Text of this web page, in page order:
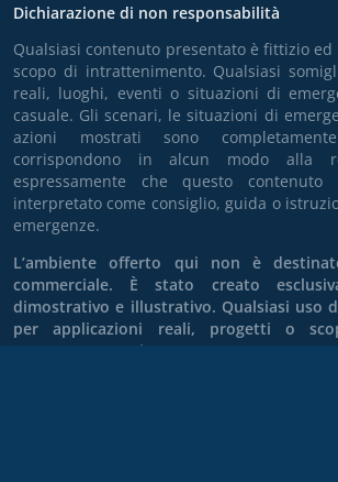
Dichiarazione di non responsabilità
Qualsiasi contenuto presentato è fittizio ed
scopo di intrattenimento. Qualsiasi
reali, luoghi, eventi o situazioni di
casuale. Gli scenari, le situazioni di
azioni mostrati sono
corrispondono in alcun modo alla
espressamente che questo
interpretato come consiglio, guida o
emergenze.
L’ambiente offerto qui non è
commerciale. È stato creato
dimostrativo e illustrativo. Qualsiasi uso
per applicazioni reali, progetti o
espressamente vietato.